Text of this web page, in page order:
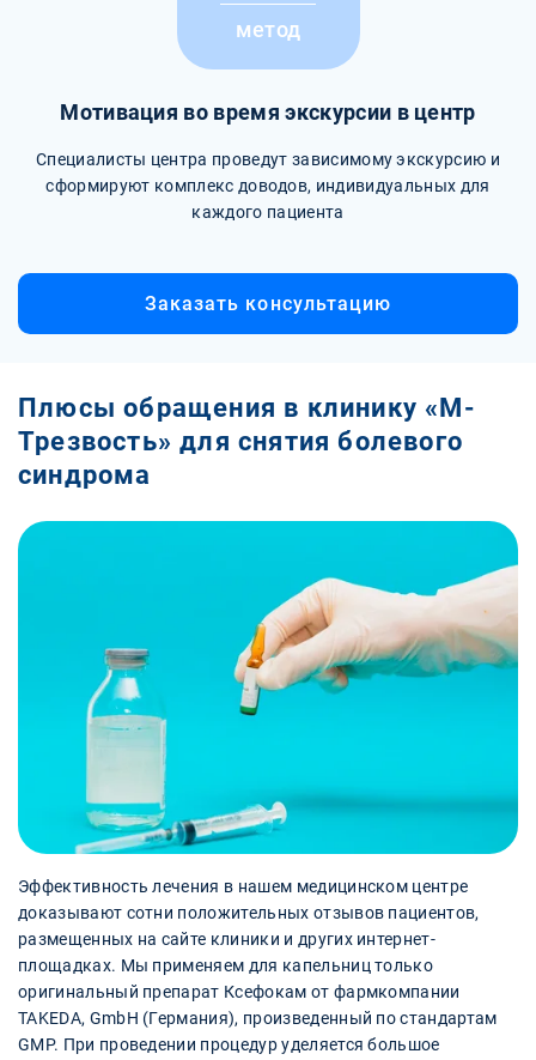
метод
Мотивация во время экскурсии в центр
Специалисты центра проведут зависимому экскурсию и
сформируют комплекс доводов, индивидуальных для
каждого пациента
Заказать консультацию
Плюсы обращения в клинику «М-
Трезвость» для снятия болевого
синдрома
Эффективность лечения в нашем медицинском центре
доказывают сотни положительных отзывов пациентов,
размещенных на сайте клиники и других интернет-
площадках. Мы применяем для капельниц только
оригинальный препарат Ксефокам от фармкомпании
TAKEDA, GmbH (Германия), произведенный по стандартам
GMP. При проведении процедур уделяется большое